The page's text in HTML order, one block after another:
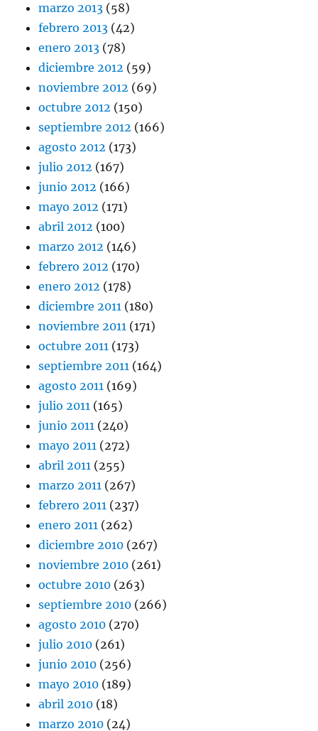
marzo 2013 (58)
febrero 2013 (42)
enero 2013 (78)
diciembre 2012 (59)
noviembre 2012 (69)
octubre 2012 (150)
septiembre 2012 (166)
agosto 2012 (173)
julio 2012 (167)
junio 2012 (166)
mayo 2012 (171)
abril 2012 (100)
marzo 2012 (146)
febrero 2012 (170)
enero 2012 (178)
diciembre 2011 (180)
noviembre 2011 (171)
octubre 2011 (173)
septiembre 2011 (164)
agosto 2011 (169)
julio 2011 (165)
junio 2011 (240)
mayo 2011 (272)
abril 2011 (255)
marzo 2011 (267)
febrero 2011 (237)
enero 2011 (262)
diciembre 2010 (267)
noviembre 2010 (261)
octubre 2010 (263)
septiembre 2010 (266)
agosto 2010 (270)
julio 2010 (261)
junio 2010 (256)
mayo 2010 (189)
abril 2010 (18)
marzo 2010 (24)